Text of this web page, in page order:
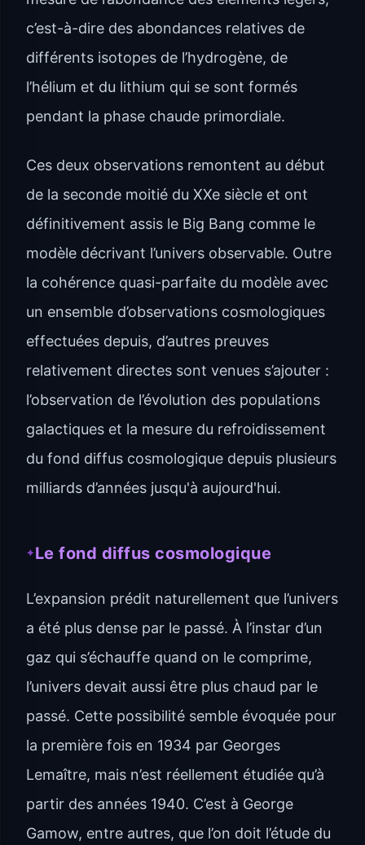
c’est-à-dire des abondances relatives de
différents isotopes de l’hydrogène, de
l’hélium et du lithium qui se sont formés
pendant la phase chaude primordiale.
Ces deux observations remontent au début
de la seconde moitié du XXe siècle et ont
définitivement assis le Big Bang comme le
modèle décrivant l’univers observable. Outre
la cohérence quasi-parfaite du modèle avec
un ensemble d’observations cosmologiques
effectuées depuis, d’autres preuves
relativement directes sont venues s’ajouter :
l’observation de l’évolution des populations
galactiques et la mesure du refroidissement
du fond diffus cosmologique depuis plusieurs
milliards d’années jusqu'à aujourd'hui.
Le fond diffus cosmologique
L’expansion prédit naturellement que l’univers
a été plus dense par le passé. À l’instar d’un
gaz qui s’échauffe quand on le comprime,
l’univers devait aussi être plus chaud par le
passé. Cette possibilité semble évoquée pour
la première fois en 1934 par Georges
Lemaître, mais n’est réellement étudiée qu’à
partir des années 1940. C’est à George
Gamow, entre autres, que l’on doit l’étude du